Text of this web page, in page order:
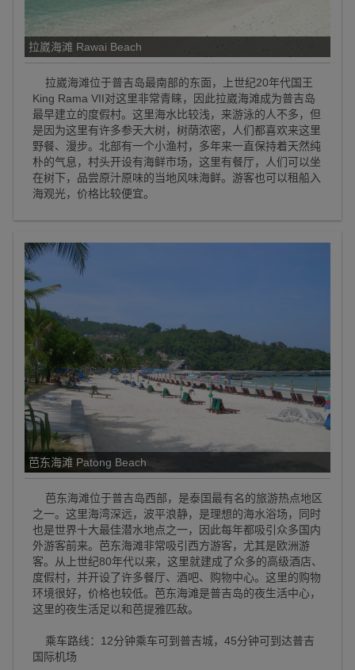
拉崴海滩 Rawai Beach
拉崴海滩位于普吉岛最南部的东面，上世纪20年代国王
King Rama VII对这里非常青睐，因此拉崴海滩成为普吉岛
最早建立的度假村。这里海水比较浅，来游泳的人不多，但
是因为这里有许多参天大树，树荫浓密，人们都喜欢来这里
野餐、漫步。北部有一个小渔村，多年来一直保持着天然纯
朴的气息，村头开设有海鲜市场，这里有餐厅，人们可以坐
在树下，品尝原汁原味的当地风味海鲜。游客也可以租船入
海观光，价格比较便宜。
芭东海滩 Patong Beach
芭东海滩位于普吉岛西部，是泰国最有名的旅游热点地区
之一。这里海湾深远，波平浪静，是理想的海水浴场，同时
也是世界十大最佳潜水地点之一，因此每年都吸引众多国内
外游客前来。芭东海滩非常吸引西方游客，尤其是欧洲游
客。从上世纪80年代以来，这里就建成了众多的高级酒店、
度假村，并开设了许多餐厅、酒吧、购物中心。这里的购物
环境很好，价格也较低。芭东海滩是普吉岛的夜生活中心，
这里的夜生活足以和芭提雅匹敌。
乘车路线：12分钟乘车可到普吉城，45分钟可到达普吉
国际机场